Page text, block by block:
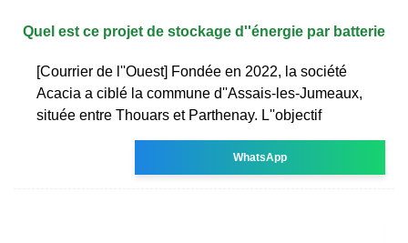
Quel est ce projet de stockage d''énergie par batterie
[Courrier de l''Ouest] Fondée en 2022, la société
Acacia a ciblé la commune d''Assais-les-Jumeaux,
située entre Thouars et Parthenay. L''objectif
WhatsApp